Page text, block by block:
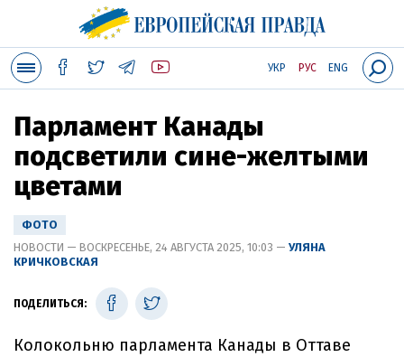
УКР РУС ENG
Парламент Канады
подсветили сине-желтыми
цветами
ФОТО
НОВОСТИ — ВОСКРЕСЕНЬЕ, 24 АВГУСТА 2025, 10:03 — УЛЯНА
КРИЧКОВСКАЯ
ПОДЕЛИТЬСЯ:
Колокольню парламента Канады в Оттаве